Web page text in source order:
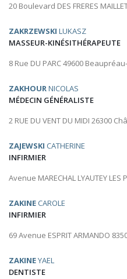
20 Boulevard DES FRERES
ZAKRZEWSKI LUKASZ
MASSEUR-KINÉSITHÉRAPEUTE
8 Rue DU PARC 49600
ZAKHOURNICOLAS
MÉDECIN GÉNÉRALISTE
2 RUE DU VENT DU MIDI 26300
ZAJEWSKI CATHERINE
INFIRMIER
Avenue MARECHAL LYAUTEY LES
ZAKINE CAROLE
INFIRMIER
69 Avenue ESPRIT ARMANDO
ZAKINEYAEL
DENTISTE